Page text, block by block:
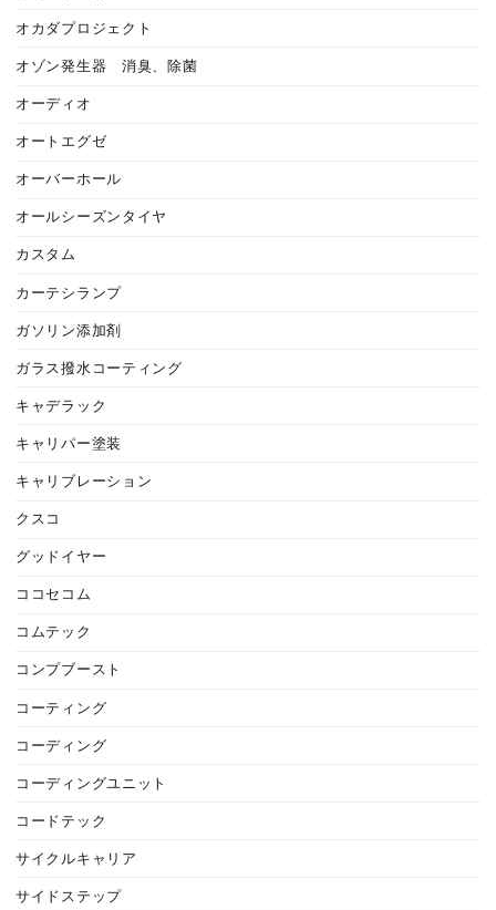
オカダプロジェクト
オゾン発生器 消臭、除菌
オーディオ
オートエグゼ
オーバーホール
オールシーズンタイヤ
カスタム
カーテシランプ
ガソリン添加剤
ガラス撥水コーティング
キャデラック
キャリパー塗装
キャリブレーション
クスコ
グッドイヤー
ココセコム
コムテック
コンプブースト
コーティング
コーディング
コーディングユニット
コードテック
サイクルキャリア
サイドステップ